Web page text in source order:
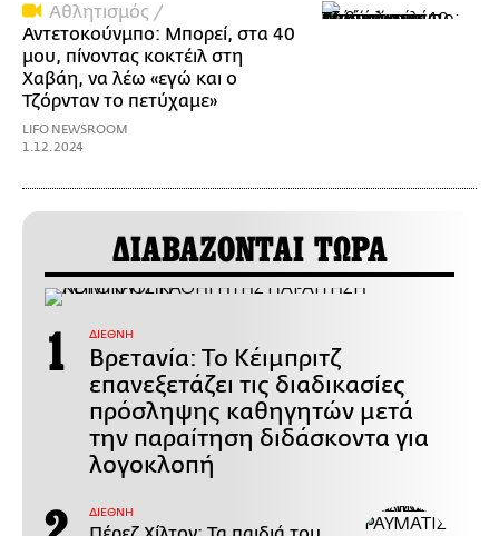
Αθλητισμός /
Αντετοκούνμπο: Μπορεί, στα 40
μου, πίνοντας κοκτέιλ στη
Χαβάη, να λέω «εγώ και ο
Τζόρνταν το πετύχαμε»
LIFO NEWSROOM
1.12.2024
ΔΙΑΒΑΖΟΝΤΑΙ ΤΩΡΑ
ΔΙΕΘΝΗ
Βρετανία: Το Κέιμπριτζ
επανεξετάζει τις διαδικασίες
πρόσληψης καθηγητών μετά
την παραίτηση διδάσκοντα για
λογοκλοπή
ΔΙΕΘΝΗ